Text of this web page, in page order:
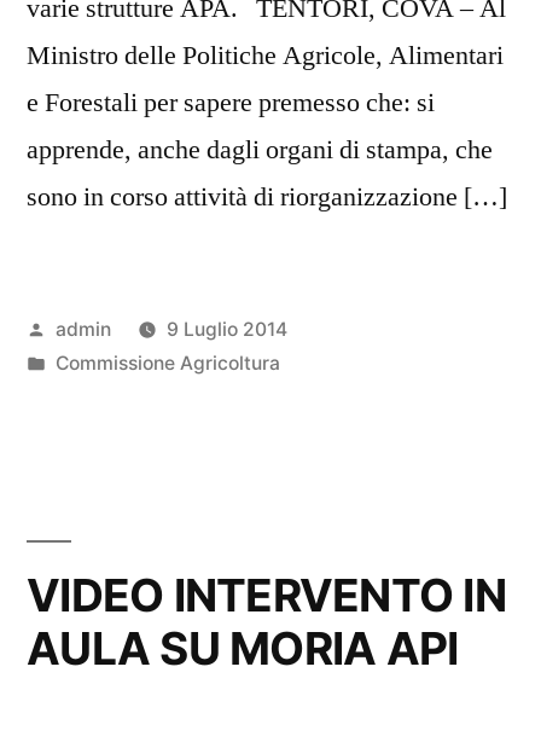
varie strutture APA. TENTORI, COVA – Al
Ministro delle Politiche Agricole, Alimentari
e Forestali per sapere premesso che: si
apprende, anche dagli organi di stampa, che
sono in corso attività di riorganizzazione […]
Pubblicato
da
admin
9 Luglio 2014
Pubblicato
Commissione Agricoltura
VIDEO INTERVENTO IN
AULA SU MORIA API